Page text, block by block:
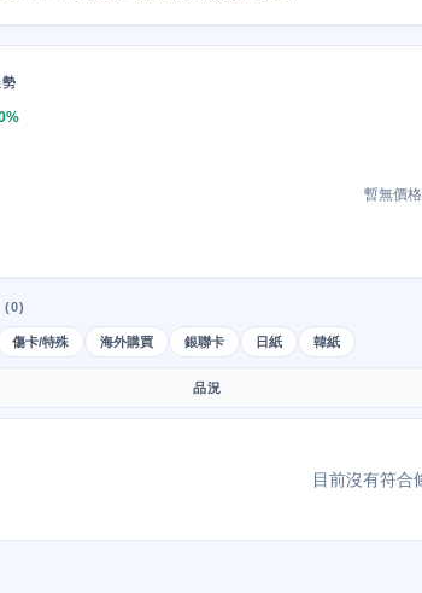
暫無價
(0)
傷卡/特殊 海外購買 銀聯卡 日紙 韓紙
品況
目前沒有符合